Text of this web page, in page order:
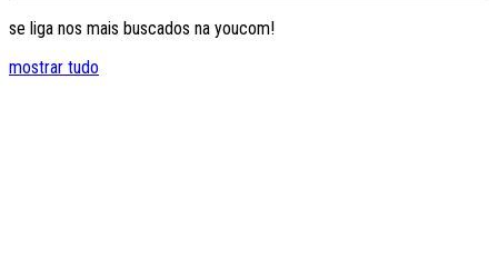
se liga nos mais buscados na youcom!
mostrar tudo